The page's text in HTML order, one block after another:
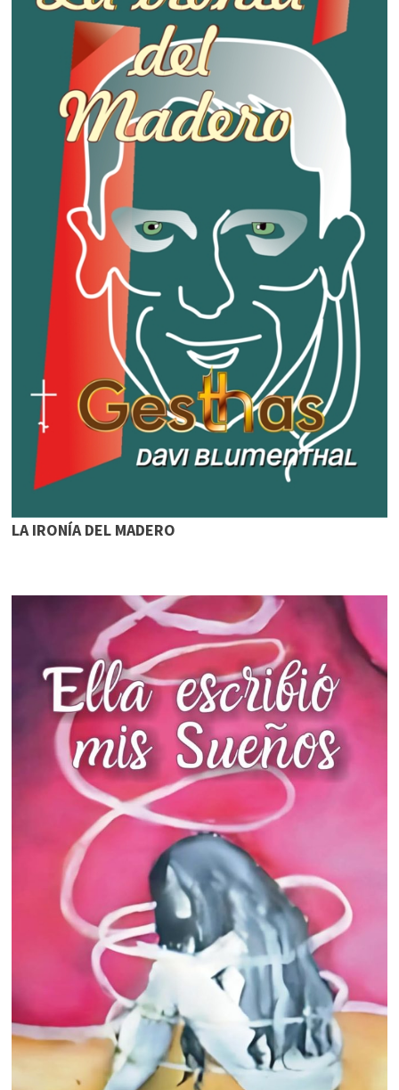
LA IRONÍA DEL MADERO